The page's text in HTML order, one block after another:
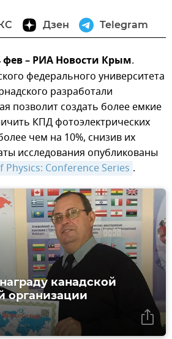
Дзен Telegram
– РИА Новости Крым.
федерального университета
разработали
позволит создать более емкие
КПД фотоэлектрических
чем на 10%, снизив их
исследования опубликованы
Physics: Conference Series .
канадской
организации